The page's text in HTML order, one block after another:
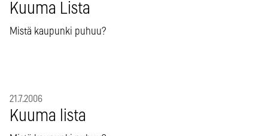
Kuuma Lista
Mistä kaupunki puhuu?
21.7.2006
Kuuma lista